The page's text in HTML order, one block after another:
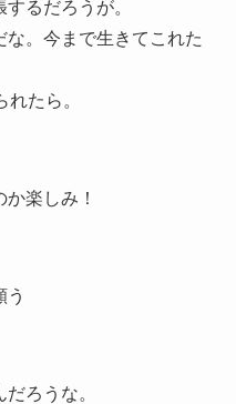
るだろうが。
。今まで生きてこれた
たら。
楽しみ！
う
ろうな。